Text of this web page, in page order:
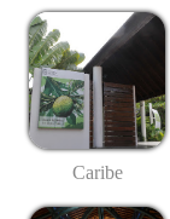
Caribe